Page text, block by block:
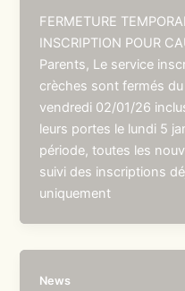
FERMETURE
INSCRIPTION POUR
Parents, Le service
crèches sont fermés
vendredi 02/01/26
leurs portes le lundi 5
période, toutes les
suivi des inscriptions
uniquement
News